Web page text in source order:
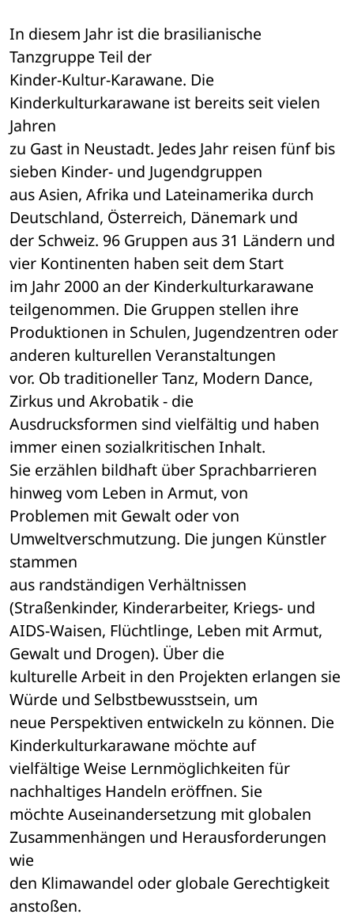
In diesem Jahr ist die brasilianische
Tanzgruppe Teil der
Kinder-Kultur-Karawane. Die
Kinderkulturkarawane ist bereits seit vielen
Jahren
zu Gast in Neustadt. Jedes Jahr reisen fünf bis
sieben Kinder- und Jugendgruppen
aus Asien, Afrika und Lateinamerika durch
Deutschland, Österreich, Dänemark und
der Schweiz. 96 Gruppen aus 31 Ländern und
vier Kontinenten haben seit dem Start
im Jahr 2000 an der Kinderkulturkarawane
teilgenommen. Die Gruppen stellen ihre
Produktionen in Schulen, Jugendzentren oder
anderen kulturellen Veranstaltungen
vor. Ob traditioneller Tanz, Modern Dance,
Zirkus und Akrobatik - die
Ausdrucksformen sind vielfältig und haben
immer einen sozialkritischen Inhalt.
Sie erzählen bildhaft über Sprachbarrieren
hinweg vom Leben in Armut, von
Problemen mit Gewalt oder von
Umweltverschmutzung. Die jungen Künstler
stammen
aus randständigen Verhältnissen
(Straßenkinder, Kinderarbeiter, Kriegs- und
AIDS-Waisen, Flüchtlinge, Leben mit Armut,
Gewalt und Drogen). Über die
kulturelle Arbeit in den Projekten erlangen sie
Würde und Selbstbewusstsein, um
neue Perspektiven entwickeln zu können. Die
Kinderkulturkarawane möchte auf
vielfältige Weise Lernmöglichkeiten für
nachhaltiges Handeln eröffnen. Sie
möchte Auseinandersetzung mit globalen
Zusammenhängen und Herausforderungen
wie
den Klimawandel oder globale Gerechtigkeit
anstoßen.